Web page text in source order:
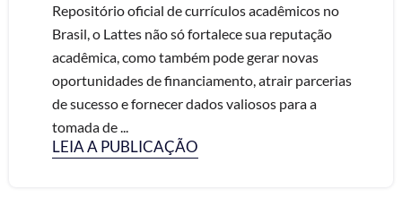
Repositório oficial de currículos acadêmicos no
Brasil, o Lattes não só fortalece sua reputação
acadêmica, como também pode gerar novas
oportunidades de financiamento, atrair parcerias
de sucesso e fornecer dados valiosos para a
tomada de ...
LEIA A PUBLICAÇÃO